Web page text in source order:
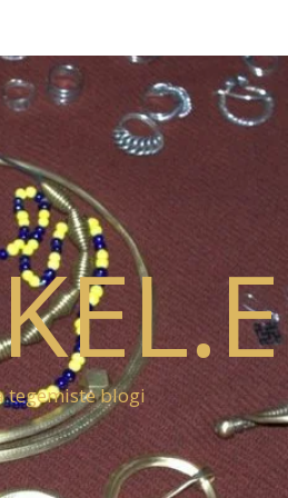
tegemiste blogi